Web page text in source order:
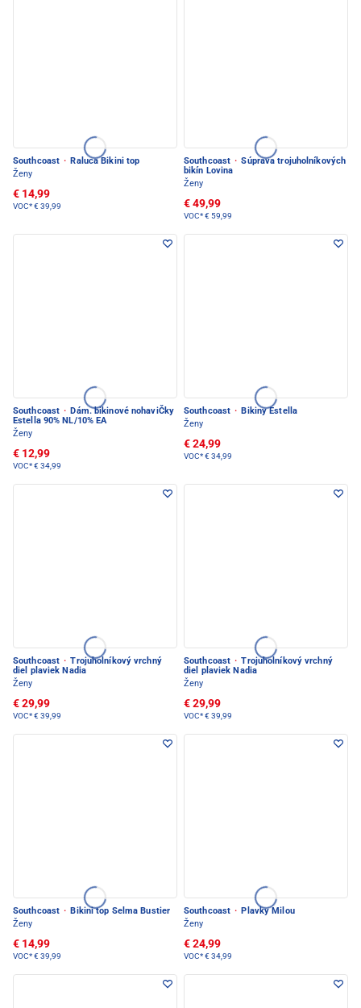
Southcoast · Raluca Bikini top
Ženy
€ 14,99
VOC*€ 39,99
Southcoast · Súprava trojuholníkových
bikín Lovina
Ženy
€ 49,99
VOC*€ 59,99
Southcoast · Dám. bikinové nohaviČky
Estella 90% NL/10% EA
Ženy
€ 12,99
VOC*€ 34,99
Southcoast · Bikiny Estella
Ženy
€ 24,99
VOC*€ 34,99
Southcoast · Trojuholníkový vrchný
diel plaviek Nadia
Ženy
€ 29,99
VOC*€ 39,99
Southcoast · Trojuholníkový vrchný
diel plaviek Nadia
Ženy
€ 29,99
VOC*€ 39,99
Southcoast · Bikini top Selma Bustier
Ženy
€ 14,99
VOC*€ 39,99
Southcoast · Plavky Milou
Ženy
€ 24,99
VOC*€ 34,99